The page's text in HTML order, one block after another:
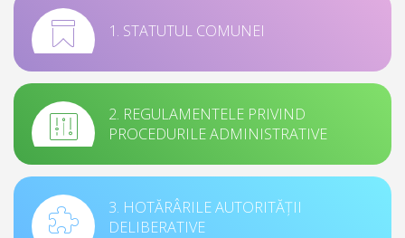
1. STATUTUL COMUNEI
2. REGULAMENTELE PRIVIND
PROCEDURILE ADMINISTRATIVE
3. HOTĂRÂRILE AUTORITĂȚII
DELIBERATIVE